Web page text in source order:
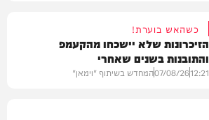
כשהאש בוערת!
הזיכרונות שלא יישכחו מהקעמפ
והתובנות בשנים שאחרי
12:21
07/08/26המחדש בשיתוף "וימאן"